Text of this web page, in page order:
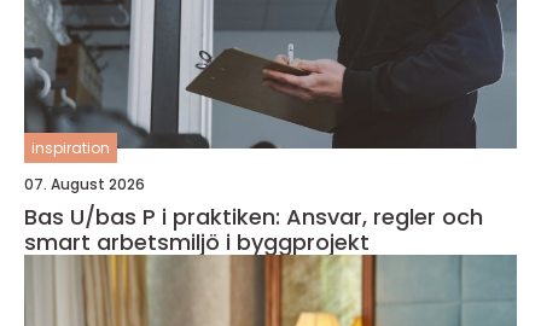
inspiration
07. August 2026
Bas U/bas P i praktiken: Ansvar, regler och
smart arbetsmiljö i byggprojekt